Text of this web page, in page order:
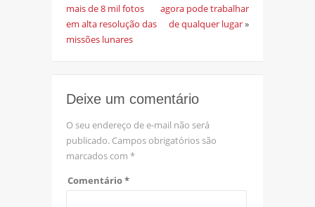
mais de 8 mil fotos
em alta resolução das
missões lunares
agora pode trabalhar
de qualquer lugar»
Deixe um comentário
O seu endereço de e-mail não será
publicado. Campos obrigatórios são
marcados com *
Comentário*